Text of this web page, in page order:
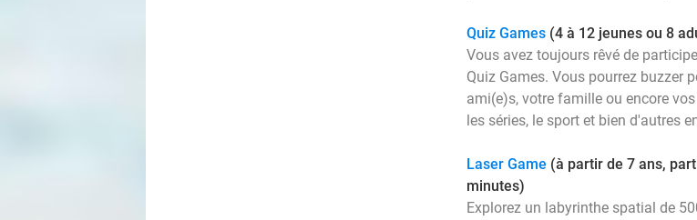
Quiz Games (4 à 12 jeunes ou 8
Vous avez toujours rêvé de
Quiz Games. Vous pourrez buzzer
ami(e)s, votre famille ou encore
les séries, le sport et bien d'autres
Laser Game (à partir de 7 ans,
minutes)
Explorez un labyrinthe spatial de